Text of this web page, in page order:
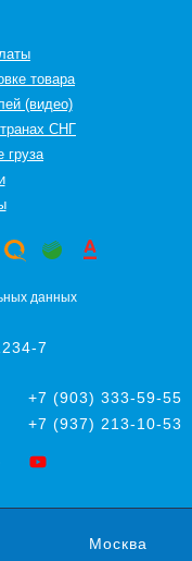
товара
(видео)
СНГ
груза
данных
7
+7 (903) 333-59-55
+7 (937) 213-10-53
Москва